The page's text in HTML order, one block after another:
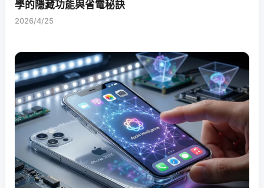
學的隱藏功能與省電秘訣
2026/4/25